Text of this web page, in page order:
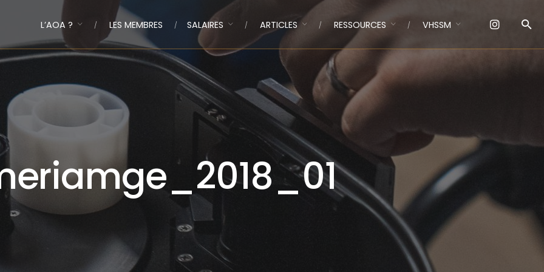
L’AOA ? LES MEMBRES SALAIRES ARTICLES RESSOURCES VHSSM